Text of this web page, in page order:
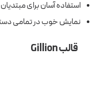
استفاده آسان برای مبتدیان
نمایش خوب در تمامی
قالب Gillion